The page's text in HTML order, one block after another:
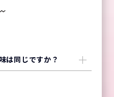
は同じですか？